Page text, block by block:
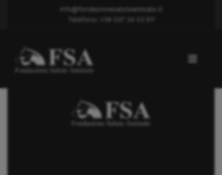
info@fondazionesaluteanimale.it
Telefono: +39 037 24 03 511
Displasia anca
DOTT.SSA BRAMBILLA GIUDITTA